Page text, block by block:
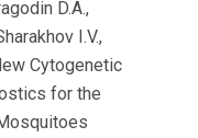
D.A.,
I.V.,
Cytogenetic
for the